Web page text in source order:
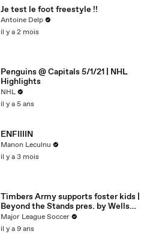
Je test le foot freestyle !!
Antoine Delp
il y a 2 mois
Penguins @ Capitals 5/1/21 | NHL
Highlights
NHL
il y a 5 ans
ENFIIIIN
Manon Leculnu
il y a 3 mois
Timbers Army supports foster kids |
Beyond the Stands pres. by Wells
Fargo
Major League Soccer
il y a 9 ans